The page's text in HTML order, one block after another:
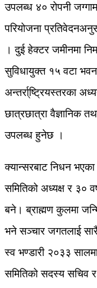
उपलब्ध ४० रोपनी
परियोजना
। दुई हेक्टर जमीनमा
सुविधायुक्त १५ वटा भवन
अन्तर्रा्ष्ट्रियस्तरका
छात्रछात्रा वैज्ञानिक
उपलब्ध हुनेछ ।
क्यान्सरबाट निधन
समितिको अध्यक्ष र ३०
बने। ब्राह्मण कुलमा
भने सञ्चार जगतलाई
स्व भण्डारी २०३३
समितिको सदस्य सचिव